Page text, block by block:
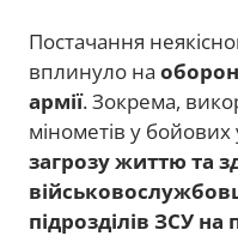
Постачання
вплинуло на
армії. Зокрема,
мінометів у
загрозу життю та
підрозділів ЗСУ на